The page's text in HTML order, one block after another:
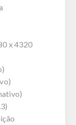
x 4320